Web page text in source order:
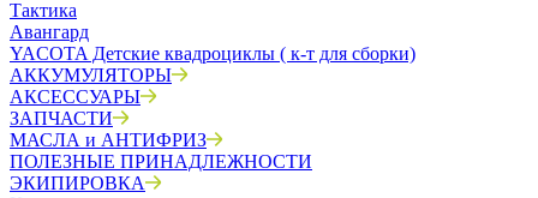
Тактика
Авангард
YACOTA Детские квадроциклы ( к-т для сборки)
АККУМУЛЯТОРЫ
АКСЕССУАРЫ
ЗАПЧАСТИ
МАСЛА и АНТИФРИЗ
ПОЛЕЗНЫЕ ПРИНАДЛЕЖНОСТИ
ЭКИПИРОВКА